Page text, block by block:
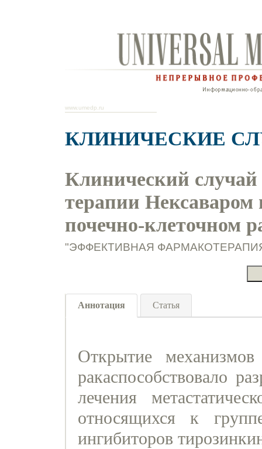
www.umedp.ru
КЛИНИЧЕСКИЕ
Клинический
терапии Нексаваром
почечно-клеточном
"ЭФФЕКТИВНАЯ ФАРМАКОТЕРАПИЯ.
Аннотация Статья
Открытие механизмов
ракаспособствовало
лечения
относящихся к
ингибиторов